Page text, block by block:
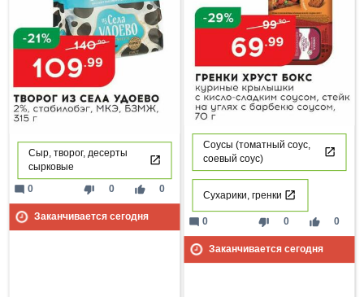
Соусы (томатный соус,
соевый соус)
Сухарики, гренки
thumb_down 0 thumb_up 0
mode_comment 0
Заканчивается сегодня
Сыр, творог, десерты
сырковые
thumb_down 0 thumb_up 0
mode_comment 0
Заканчивается сегодня